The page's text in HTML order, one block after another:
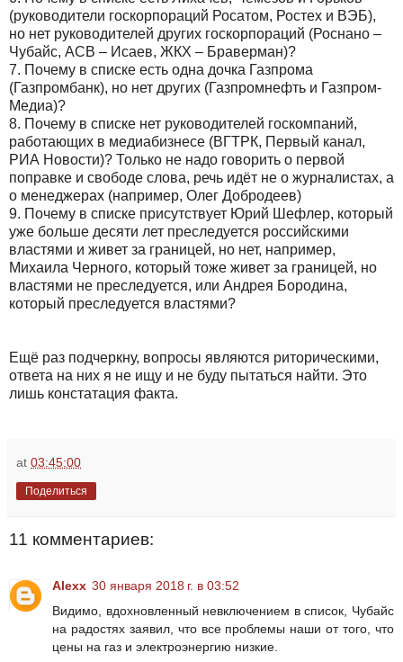
(руководители госкорпораций Росатом, Ростех и ВЭБ),
но нет руководителей других госкорпораций (Роснано –
Чубайс, АСВ – Исаев, ЖКХ – Браверман)?
7. Почему в списке есть одна дочка Газпрома
(Газпромбанк), но нет других (Газпромнефть и Газпром-
Медиа)?
8. Почему в списке нет руководителей госкомпаний,
работающих в медиабизнесе (ВГТРК, Первый канал,
РИА Новости)? Только не надо говорить о первой
поправке и свободе слова, речь идёт не о журналистах, а
о менеджерах (например, Олег Добродеев)
9. Почему в списке присутствует Юрий Шефлер, который
уже больше десяти лет преследуется российскими
властями и живет за границей, но нет, например,
Михаила Черного, который тоже живет за границей, но
властями не преследуется, или Андрея Бородина,
который преследуется властями?
Ещё раз подчеркну, вопросы являются риторическими,
ответа на них я не ищу и не буду пытаться найти. Это
лишь констатация факта.
at 03:45:00
Поделиться
11 комментариев:
Alexx 30 января 2018 г. в 03:52
Видимо, вдохновленный невключением в список, Чубайс
на радостях заявил, что все проблемы наши от того, что
цены на газ и электроэнергию низкие.